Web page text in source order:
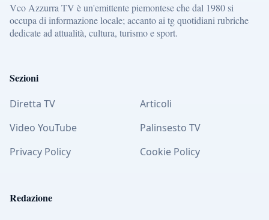
Vco Azzurra TV è un'emittente piemontese che dal 1980 si
occupa di informazione locale; accanto ai tg quotidiani rubriche
dedicate ad attualità, cultura, turismo e sport.
Sezioni
Diretta TV
Articoli
Video YouTube
Palinsesto TV
Privacy Policy
Cookie Policy
Redazione